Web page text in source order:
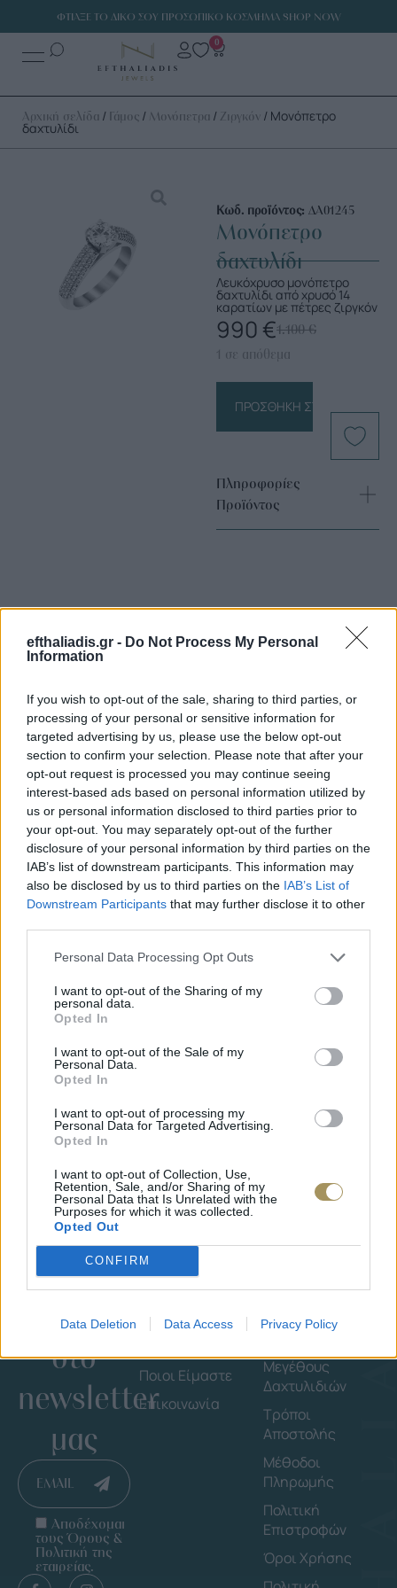
efthaliadis.gr - Do Not Process My Personal
Information
If you wish to opt-out of the sale, sharing to third parties, or
processing of your personal or sensitive information for
targeted advertising by us, please use the below opt-out
section to confirm your selection. Please note that after your
opt-out request is processed you may continue seeing
interest-based ads based on personal information utilized by
us or personal information disclosed to third parties prior to
your opt-out. You may separately opt-out of the further
disclosure of your personal information by third parties on the
IAB’s list of downstream participants. This information may
also be disclosed by us to third parties on the IAB’s List of
Downstream Participants that may further disclose it to other
Personal Data Processing Opt Outs
I want to opt-out of the Sharing of my
personal data.
Opted In
I want to opt-out of the Sale of my
Personal Data.
Opted In
I want to opt-out of processing my
Personal Data for Targeted Advertising.
Opted In
I want to opt-out of Collection, Use,
Retention, Sale, and/or Sharing of my
Personal Data that Is Unrelated with the
Purposes for which it was collected.
Opted Out
CONFIRM
Data Deletion Data Access Privacy Policy
ΦΤΙΑΞΕ ΤΟ ΔΙΚΟ ΣΟΥ ΠΡΟΣΩΠΙΚΟ ΚΟΣΜΗΜΑ SHOP NOW
0
Αρχική σελίδα / Γάμος / Μονόπετρα / Ζιργκόν / Μονόπετρο
δαχτυλίδι
Κωδ. προϊόντος: ΔΑ01245
Μονόπετρο
δαχτυλίδι
Λευκόχρυσο μονόπετρο
δαχτυλίδι από χρυσό 14
καρατίων με πέτρες ζιργκόν
1.100€
990 €
1 σε απόθεμα
ΠΡΟΣΘΉΚΗ ΣΤΟ ΚΑΛΆΘΙ
Πληροφορίες
Προϊόντος
Επιλογές Που Ταιριάζουν
Ανακαλύψτε τα κοσμήματα που αγαπήθηκαν περισσότερο!
Εδώ θα βρείτε τις κορυφαίες επιλογές που ξεχωρίζουν για
το μοναδικό τους στυλ και την εξαιρετική τους ποιότητα.
ΧΡΥΣΌΣ 18 ΚΑΡΑΤΊΩΝ -10%
ΜΟΝΌΠΕΤΡΟ ΔΑΧΤΥΛΊΔΙ ΜΕ
ΔΙΑΜΆΝΤΙ 0.35CT
€1.737€
BRASS
Εγγράψου
στο
newsletter
μας
EMAIL
Αποδέχομαι
τους Όρους &
Πολιτική της
εταιρείας.
Εταιρεία
Ποιοι Είμαστε
Επικοινωνία
Μεγέθους
Δαχτυλιδιών
Τρόποι
Αποστολής
Μέθοδοι
Πληρωμής
Πολιτική
Επιστροφών
Όροι Χρήσης